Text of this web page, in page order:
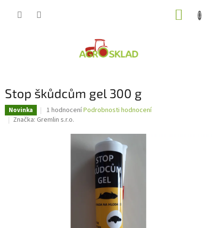
Stop škůdcům gel 300 g
Novinka
Průměrné
hodnocení
1 hodnoceníPodrobnosti hodnocení
Značka: Gremlin s.r.o.